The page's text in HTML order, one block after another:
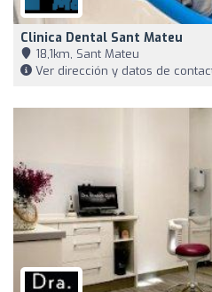
Clinica Dental Sant Mateu
18,1km, Sant Mateu
Ver dirección y datos de